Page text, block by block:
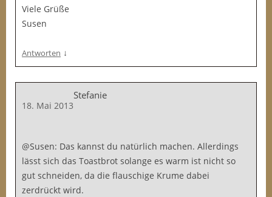
Viele Grüße
Susen
Antworten ↓
Stefanie
18. Mai 2013
@Susen: Das kannst du natürlich machen. Allerdings
lässt sich das Toastbrot solange es warm ist nicht so
gut schneiden, da die flauschige Krume dabei
zerdrückt wird.